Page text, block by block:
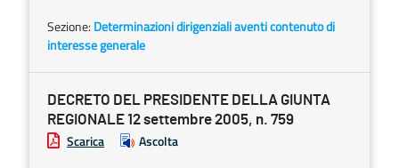
Sezione: Determinazioni dirigenziali aventi contenuto di
interesse generale
DECRETO DEL PRESIDENTE DELLA GIUNTA
REGIONALE 12 settembre 2005, n. 759
Scarica Ascolta